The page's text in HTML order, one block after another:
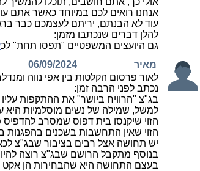
אנחנו רואים לכם במיוחד כאשר אתם
עוד לא הבנתם, יריתם לעצמכם כבר
להלן דברים שנכתבו מזמן:
גם היועצים המשפטיים "תפסו תחת" לכ
מאיר
06/09/2024
לאור פרסום הקלטות בין אפי נווה
נכתב לפני הרבה זמן:
בג"צ "הרוויח ביושר" את ההתקפות
למשל, שמילה של נשים מוסלמיות היא
הזוי שיקנסו בית דפוס שמסרב להדפיס
הזוי שאין התחשבות בשכנים בהפגנות
יש תחושה אצל רבים בציבור שבג"צ
בנוסף מתקבל הרושם שבג"צ רוצה
בעצם התחושה היא שהבחירות הן אקט